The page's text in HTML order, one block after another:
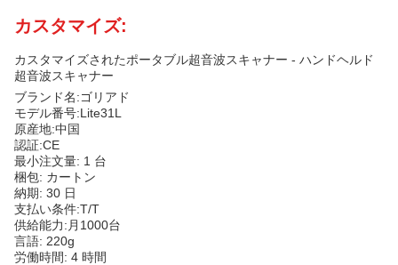
カスタマイズ:
カスタマイズされたポータブル超音波スキャナー - ハンドヘルド
超音波スキャナー
ブランド名:ゴリアド
モデル番号:Lite31L
原産地:中国
認証:CE
最小注文量: 1 台
梱包: カートン
納期: 30 日
支払い条件:T/T
供給能力:月1000台
言語: 220g
労働時間: 4 時間